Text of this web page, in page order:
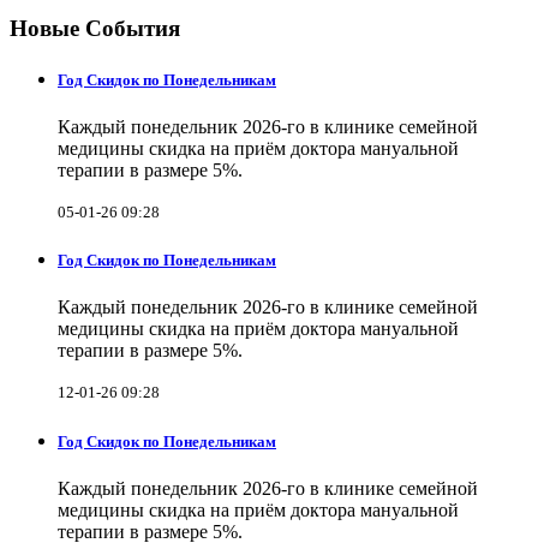
Новые События
Год Скидок по Понедельникам
Каждый понедельник 2026-го в клинике семейной
медицины скидка на приём доктора мануальной
терапии в размере 5%.
05-01-26 09:28
Год Скидок по Понедельникам
Каждый понедельник 2026-го в клинике семейной
медицины скидка на приём доктора мануальной
терапии в размере 5%.
12-01-26 09:28
Год Скидок по Понедельникам
Каждый понедельник 2026-го в клинике семейной
медицины скидка на приём доктора мануальной
терапии в размере 5%.